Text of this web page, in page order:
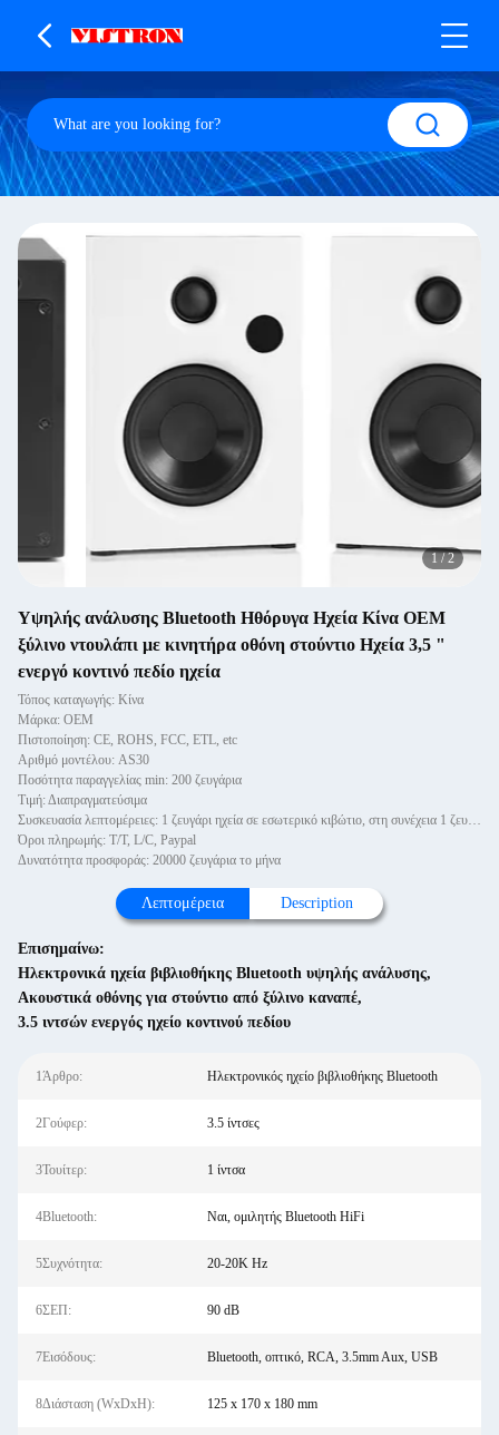
1/2
Υψηλής ανάλυσης Bluetooth Ηθόρυγα Ηχεία Κίνα OEM
ξύλινο ντουλάπι με κινητήρα οθόνη στούντιο Ηχεία 3,5 "
ενεργό κοντινό πεδίο ηχεία
Τόπος καταγωγής: Κίνα
Μάρκα: OEM
Πιστοποίηση: CE, ROHS, FCC, ETL, etc
Αριθμό μοντέλου: AS30
Ποσότητα παραγγελίας min: 200 ζευγάρια
Τιμή: Διαπραγματεύσιμα
Συσκευασία λεπτομέρειες: 1 ζευγάρι ηχεία σε εσωτερικό κιβώτιο, στη συνέχεια 1 ζευγάρι σε εξωτερικό κιβώτιο.
Όροι πληρωμής: T/T, L/C, Paypal
Δυνατότητα προσφοράς: 20000 ζευγάρια το μήνα
Λεπτομέρεια Description
Επισημαίνω:
Ηλεκτρονικά ηχεία βιβλιοθήκης Bluetooth υψηλής ανάλυσης,
Ακουστικά οθόνης για στούντιο από ξύλινο καναπέ,
3.5 ιντσών ενεργός ηχείο κοντινού πεδίου
1Άρθρο: Ηλεκτρονικός ηχείο βιβλιοθήκης Bluetooth
2Γούφερ: 3.5 ίντσες
3Τουίτερ: 1 ίντσα
4Bluetooth: Ναι, ομιλητής Bluetooth HiFi
5Συχνότητα: 20-20K Hz
6ΣΕΠ: 90 dB
7Εισόδους: Bluetooth, οπτικό, RCA, 3.5mm Aux, USB
8Διάσταση (WxDxH): 125 x 170 x 180 mm